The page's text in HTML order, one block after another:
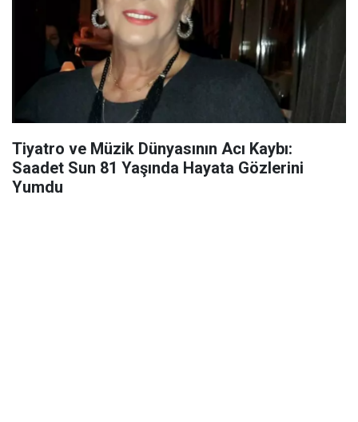
Tiyatro ve Müzik Dünyasının Acı Kaybı:
Saadet Sun 81 Yaşında Hayata Gözlerini
Yumdu